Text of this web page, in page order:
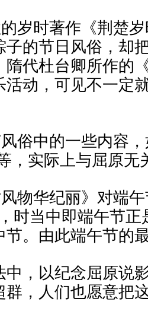
时著作《荆楚岁
子的节日风俗，却
隋代杜台卿所作的
活动，可见不一定
中的一些内容，
，实际上与屈原无
华纪丽》对端午
时当中即端午节
节。由此端午节的
，以纪念屈原说
群，人们也愿意把